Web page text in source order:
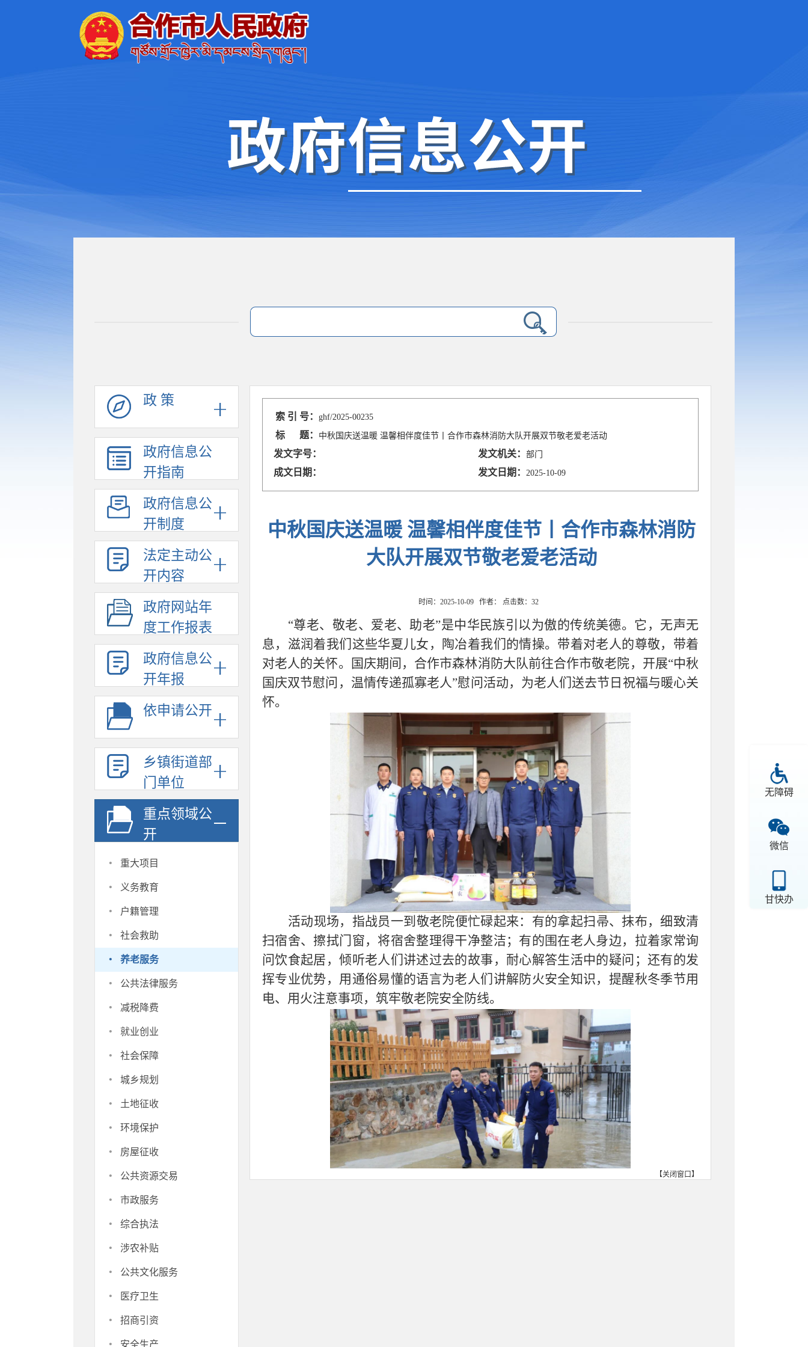
无障碍
微信
甘快办
政 策
政府信息公
开指南
政府信息公
开制度
法定主动公
开内容
政府网站年
度工作报表
政府信息公
开年报
依申请公开
乡镇街道部
门单位
重点领域公
开
· 重大项目
· 义务教育
· 户籍管理
· 社会救助
· 养老服务
· 公共法律服务
· 减税降费
· 就业创业
· 社会保障
· 城乡规划
· 土地征收
· 环境保护
· 房屋征收
· 公共资源交易
· 市政服务
· 综合执法
· 涉农补贴
· 公共文化服务
· 医疗卫生
· 招商引资
安全生产
索 引 号：ghf/2025-00235
标 题： 中秋国庆送温暖 温馨相伴度佳节丨合作市森林消防大队开展双节敬老爱老活动
发文字号： 发文机关：部门
成文日期： 发文日期： 2025-10-09
中秋国庆送温暖 温馨相伴度佳节丨合作市森林消防
大队开展双节敬老爱老活动
时间：2025-10-09 作者： 点击数： 32
“尊老、敬老、爱老、助老”是中华民族引以为傲的传统美德。它，无声无
息，滋润着我们这些华夏儿女，陶冶着我们的情操。带着对老人的尊敬，带着
对老人的关怀。国庆期间，合作市森林消防大队前往合作市敬老院，开展“中秋
国庆双节慰问，温情传递孤寡老人”慰问活动，为老人们送去节日祝福与暖心关
怀。
活动现场，指战员一到敬老院便忙碌起来：有的拿起扫帚、抹布，细致清
扫宿舍、擦拭门窗，将宿舍整理得干净整洁；有的围在老人身边，拉着家常询
问饮食起居，倾听老人们讲述过去的故事，耐心解答生活中的疑问；还有的发
挥专业优势，用通俗易懂的语言为老人们讲解防火安全知识，提醒秋冬季节用
电、用火注意事项，筑牢敬老院安全防线。
【关闭窗口】